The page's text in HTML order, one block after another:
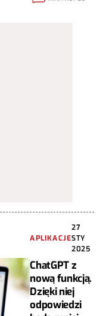
APLIKACJE
27
STY
2025
ChatGPT z
nową funkcją.
Dzięki niej
odpowiedzi